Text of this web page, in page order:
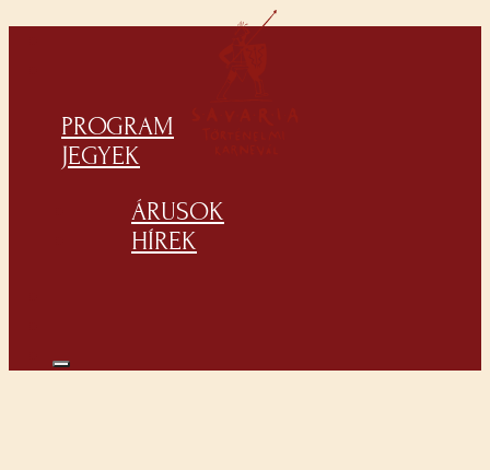
PROGRAM
JEGYEK
ÁRUSOK
HÍREK